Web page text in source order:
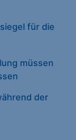
für die
müssen
der
Funktionen und